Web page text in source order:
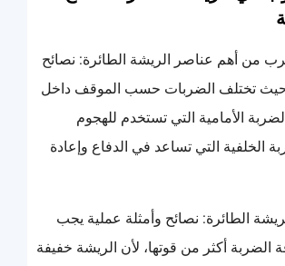
من أهم عناصر الريشة الطائرة: نصائح
حيث تختلف الضربات حسب الموقف داخل
الأمامية التي تستخدم للهجوم
الخلفية التي تساعد في الدفاع وإعادة
الطائرة: نصائح وأمثلة عملية يجب
الضربة أكثر من قوتها، لأن الريشة خفيفة